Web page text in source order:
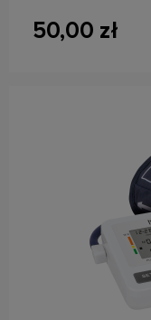
Zasilanie: 2x AAA
Wymiary: 56x32x30 mm
50,00 zł